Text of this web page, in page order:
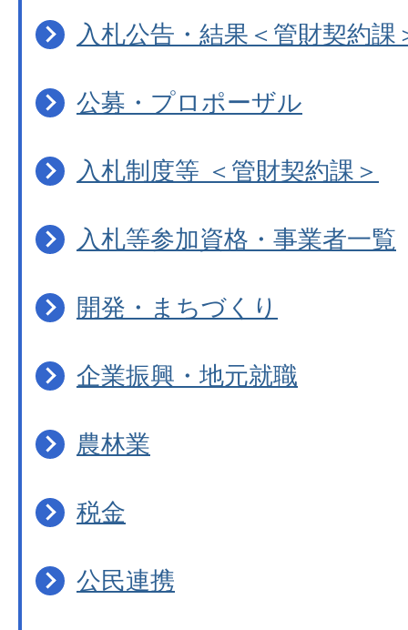
入札公告・結果＜管財契約課
公募・プロポーザル
入札制度等 ＜管財契約課＞
入札等参加資格・事業者一覧
開発・まちづくり
企業振興・地元就職
農林業
税金
公民連携